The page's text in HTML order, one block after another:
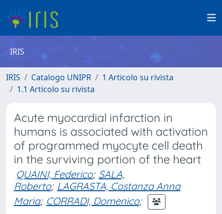
IRIS
IRIS Catalogo UNIPR
1 Articolo su rivista
1.1 Articolo su rivista
Acute myocardial infarction in
humans is associated with activation
of programmed myocyte cell death
in the surviving portion of the heart
QUAINI, Federico; SALA,
Roberto; LAGRASTA, Costanza Anna
Maria; CORRADI, Domenico;